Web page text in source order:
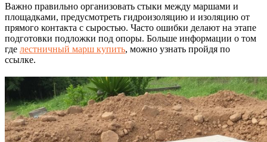
Важно правильно организовать стыки между маршами и
площадками, предусмотреть гидроизоляцию и изоляцию от
прямого контакта с сыростью. Часто ошибки делают на этапе
подготовки подложки под опоры. Больше информации о том
где лестничный марш купить, можно узнать пройдя по
ссылке.